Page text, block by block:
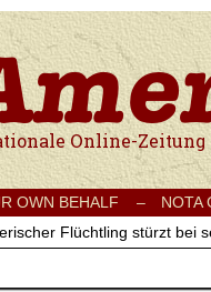
Onlinezeitung für Frieden,
OWN BEHALF –
NOTA
Flüchtling stürzt bei